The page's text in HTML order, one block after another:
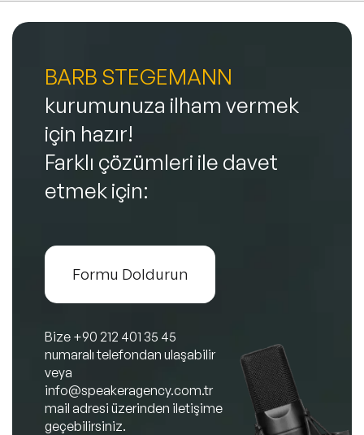
BARB STEGEMANN
kurumunuza ilham vermek
için hazır!
Farklı çözümleri ile davet
etmek için:
Formu Doldurun
Bize +90 212 401 35 45
numaralı telefondan ulaşabilir
veya
info@speakeragency.com.tr
mail adresi üzerinden iletişime
geçebilirsiniz.